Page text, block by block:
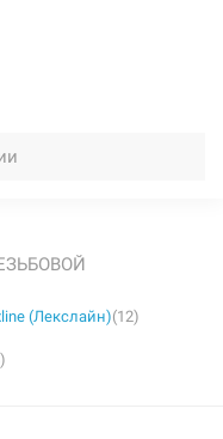
(Лекслайн)(12)